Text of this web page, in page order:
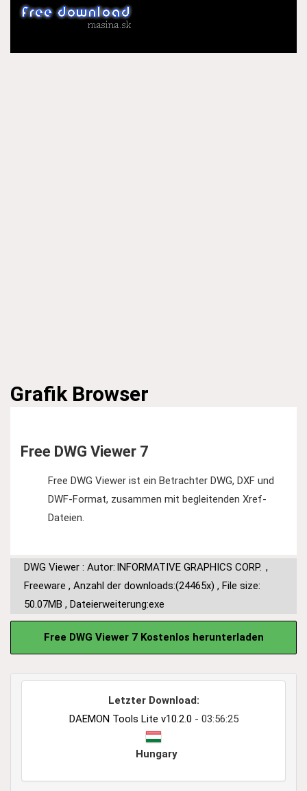
Grafik Browser
Free DWG Viewer 7
Free DWG Viewer ist ein Betrachter DWG, DXF und
DWF-Format, zusammen mit begleitenden Xref-
Dateien.
DWG Viewer : Autor: INFORMATIVE GRAPHICS CORP. ,
Freeware , Anzahl der downloads:(24465x) , File size:
50.07MB , Dateierweiterung:exe
Free DWG Viewer 7 Kostenlos herunterladen
Letzter Download:
DAEMON Tools Lite v10.2.0 - 03:56:25
Hungary